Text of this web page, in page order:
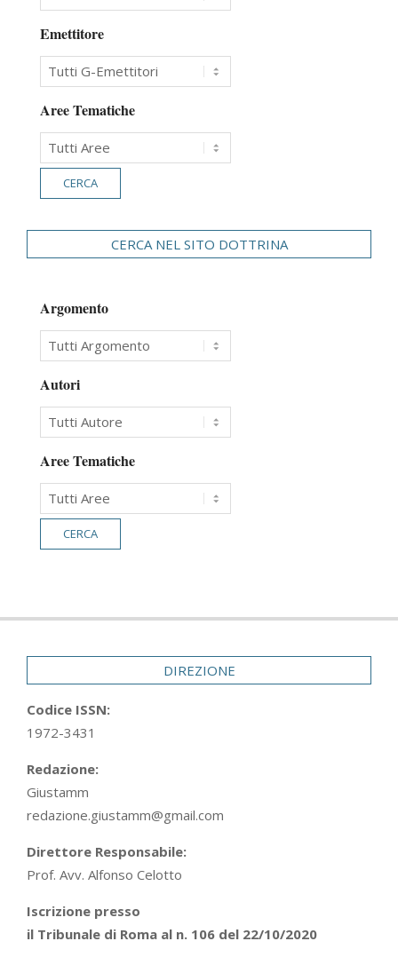
Emettitore
Aree Tematiche
CERCA NEL SITO DOTTRINA
Argomento
Autori
Aree Tematiche
DIREZIONE
Codice ISSN:
1972-3431
Redazione:
Giustamm
redazione.giustamm@gmail.com
Direttore Responsabile:
Prof. Avv. Alfonso Celotto
Iscrizione presso
il Tribunale di Roma al n. 106 del 22/10/2020